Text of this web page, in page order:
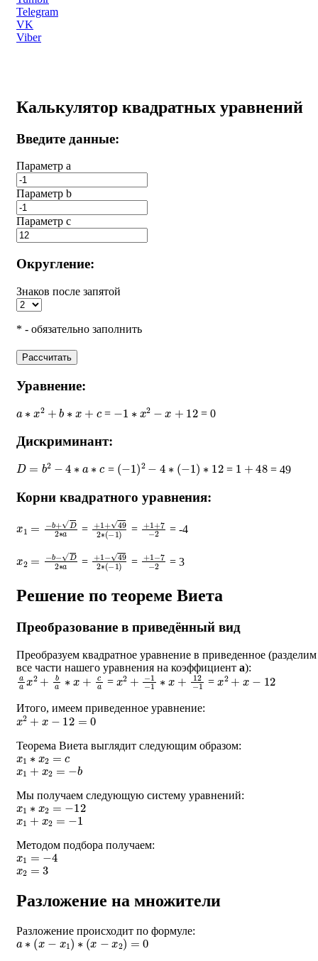
Telegram
VK
Viber
Калькулятор квадратных уравнений
Введите данные:
Параметр a
Параметр b
Параметр с
Округление:
Знаков после запятой
* - обязательно заполнить
Рассчитать
Уравнение:
2 b ∗ = 1 2− 12 = 0
Дискриминант:
D= 2− a = (− 1 )2− ∗ −1 ∗ 12 = 1 +48 = 49
Корни квадратного уравнения:
+ D2∗ = + 1 + 492 −1 )
= + 1 +7 = -4
b−D2∗ = +1−492 (−1)
= +1−7 2
= 3
Решение по теореме Виета
Преобразование в приведённый вид
Преобразуем квадратное уравнение в приведенное (разделим
все части нашего уравнения на коэффициент a):
aax2+ba∗x+ca = x2+
−1−1∗x+12−1 =x2+ x−
Итого, имеем приведенное уравнение:
x2+x− 12=0
Теорема Виета выглядит следующим образом:
x1∗x2= c
x1 + x2 =− b
Мы получаем следующую систему уравнений:
x1∗x2=−12
x1 + x2 =−
Методом подбора получаем:
x1=−4
x2 =3
Разложение на множители
Разложение происходит по формуле:
a ∗(x−x1)∗ (x−x2)=0